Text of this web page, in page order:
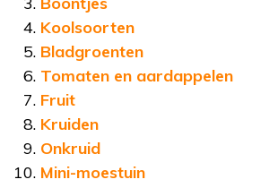
Koolsoorten
Bladgroenten
Tomaten en aardappelen
Fruit
Kruiden
Onkruid
Mini-moestuin